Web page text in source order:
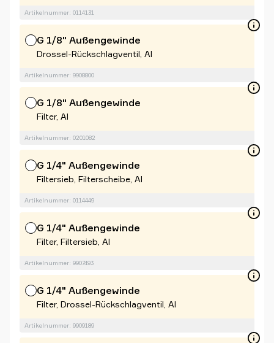
Artikelnummer: 0114131
G 1/8" Außengewinde
Drossel-Rückschlagventil, Al
Artikelnummer: 9908800
G 1/8" Außengewinde
Filter, Al
Artikelnummer: 0201082
G 1/4" Außengewinde
Filtersieb, Filterscheibe, Al
Artikelnummer: 0114449
G 1/4" Außengewinde
Filter, Filtersieb, Al
Artikelnummer: 9907493
G 1/4" Außengewinde
Filter, Drossel-Rückschlagventil, Al
Artikelnummer: 9909189